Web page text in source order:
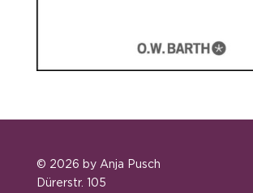
© 2026 by Anja Pusch
Dürerstr. 105